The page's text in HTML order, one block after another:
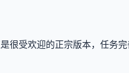
很受欢迎的正宗版本，任务